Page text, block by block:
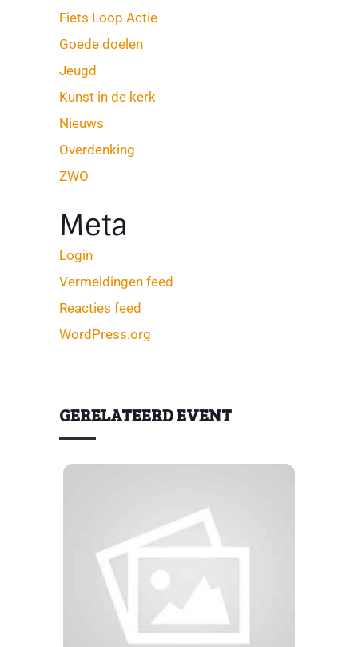
Fiets Loop Actie
Goede doelen
Jeugd
Kunst in de kerk
Nieuws
Overdenking
ZWO
Meta
Login
Vermeldingen feed
Reacties feed
WordPress.org
GERELATEERD EVENT